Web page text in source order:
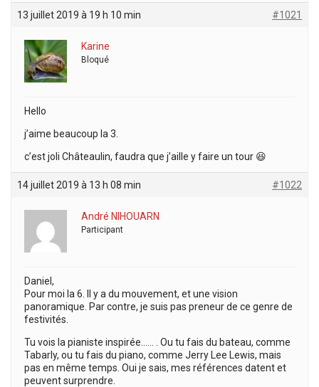
13 juillet 2019 à 19 h 10 min #1021
Karine
Bloqué
Hello
j’aime beaucoup la 3.
c’est joli Châteaulin, faudra que j’aille y faire un tour 😆
14 juillet 2019 à 13 h 08 min #1022
André NIHOUARN
Participant
Daniel,
Pour moi la 6. Il y a du mouvement, et une vision
panoramique. Par contre, je suis pas preneur de ce genre de
festivités.
Tu vois la pianiste inspirée…… . Ou tu fais du bateau, comme
Tabarly, ou tu fais du piano, comme Jerry Lee Lewis, mais
pas en même temps. Oui je sais, mes références datent et
peuvent surprendre.